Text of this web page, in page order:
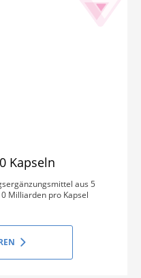
Kapseln
aus 5
Milliarden pro Kapsel